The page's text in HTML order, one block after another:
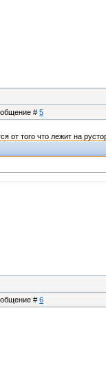
# 5
от того что лежит на
# 6